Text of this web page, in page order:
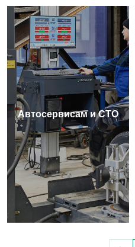
Автосервисам и СТО